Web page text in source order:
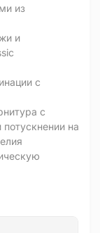
из
и
с
с
на